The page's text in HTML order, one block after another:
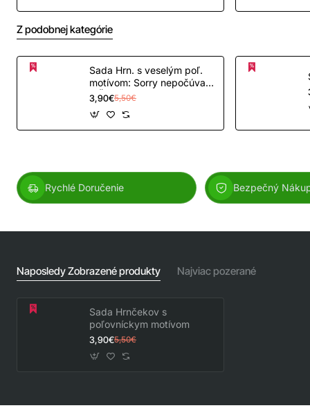
Z podobnej kategórie
Sada Hrn. s veselým poľ.
motívom: Sorry nepočúvam
+ Ži, smej...
3,90€5,50€
Rychlé Doručenie Bezpečný
Naposledy Zobrazené produkty Najviac pozerané
Sada Hrnčekov s
poľovníckym motívom
3,90€5,50€